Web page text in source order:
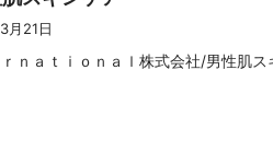
月21日
ｎａｔｉｏｎａｌ株式会社/男性肌ス